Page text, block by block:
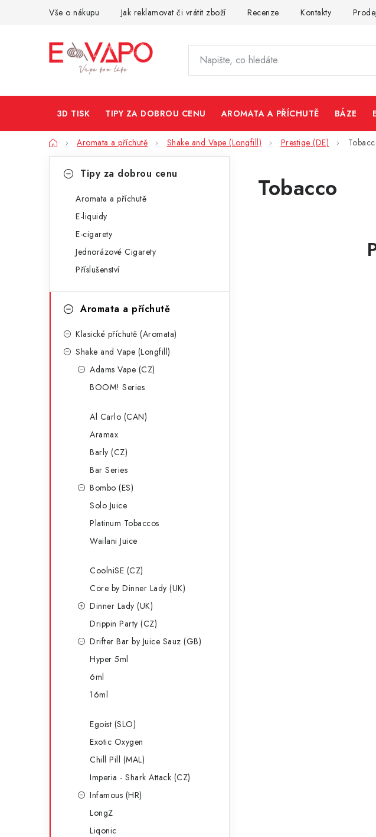
Vše o nákupu Jak reklamovat či vrátit zboží Recenze Kontakty
3D TISK TIPY ZA DOBROU CENU AROMATA A PŘÍCHUTĚ BÁZE
DomůAromata a příchutě Shake and Vape (Longfill) Prestige (DE)
n
kategorieTipy za dobrou cenu
Aromata a příchutě
E-liquidy
E-cigarety
Jednorázové Cigarety
Příslušenství
Aromata a příchutě
Klasické příchutě (Aromata)
Shake and Vape (Longfill)
Adams Vape (CZ)
BOOM! Series
Al Carlo (CAN)
Aramax
Barly (CZ)
Bar Series
Bombo (ES)
Solo Juice
Platinum Tobaccos
Wailani Juice
CoolniSE (CZ)
Core by Dinner Lady (UK)
Dinner Lady (UK)
Drippin Party (CZ)
Drifter Bar by Juice Sauz (GB)
Hyper 5ml
6ml
16ml
Egoist (SLO)
Exotic Oxygen
Chill Pill (MAL)
Imperia - Shark Attack (CZ)
Infamous (HR)
LongZ
Liqonic
Tobacco